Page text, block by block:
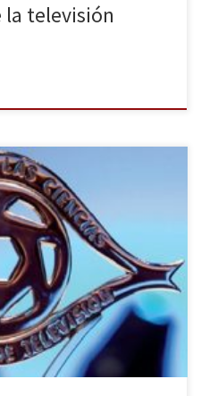
la televisión
anual, la decimosexta
de la Academia de las
cita, que pudimos ver todos
celebró en el Gran Casino de